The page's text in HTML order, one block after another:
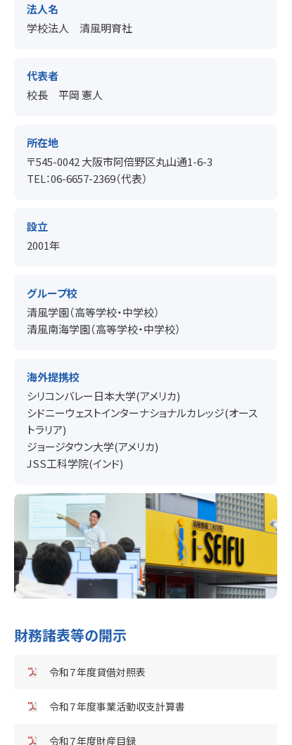
法人名
学校法人 清風明育社
代表者
校長 平岡 憲人
所在地
〒545-0042 大阪市阿倍野区丸山通1-6-3
TEL：06-6657-2369（代表）
設立
2001年
グループ校
清風学園（高等学校・中学校）
清風南海学園（高等学校・中学校）
海外提携校
シリコンバレー日本大学(アメリカ)
シドニーウェストインターナショナルカレッジ(オース
トラリア)
ジョージタウン大学(アメリカ)
JSS工科学院(インド)
財務諸表等の開示
令和７年度貸借対照表
令和７年度事業活動収支計算書
令和７年度財産目録